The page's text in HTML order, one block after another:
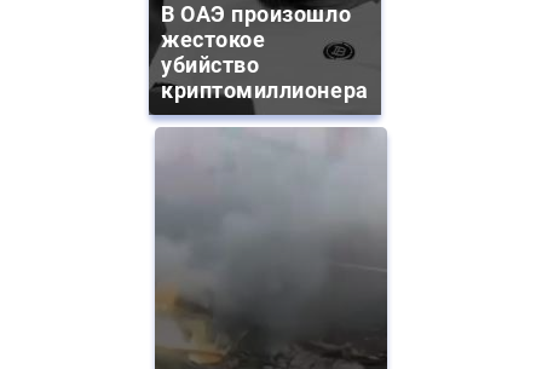
В ОАЭ произошло
жестокое
убийство
криптомиллионера